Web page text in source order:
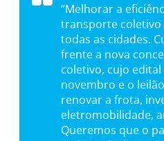
“Melhorar a
transporte coletivo
todas as cidades.
frente a nova
coletivo, cujo
novembro e o
renovar a frota,
eletromobilidade,
Queremos que o